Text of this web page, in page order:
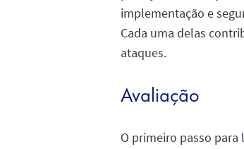
implementação e
Cada uma delas
ataques.
Avaliação
O primeiro passo para